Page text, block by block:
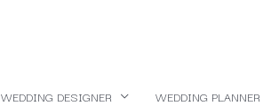
WEDDING DESIGNER WEDDING PLANNER